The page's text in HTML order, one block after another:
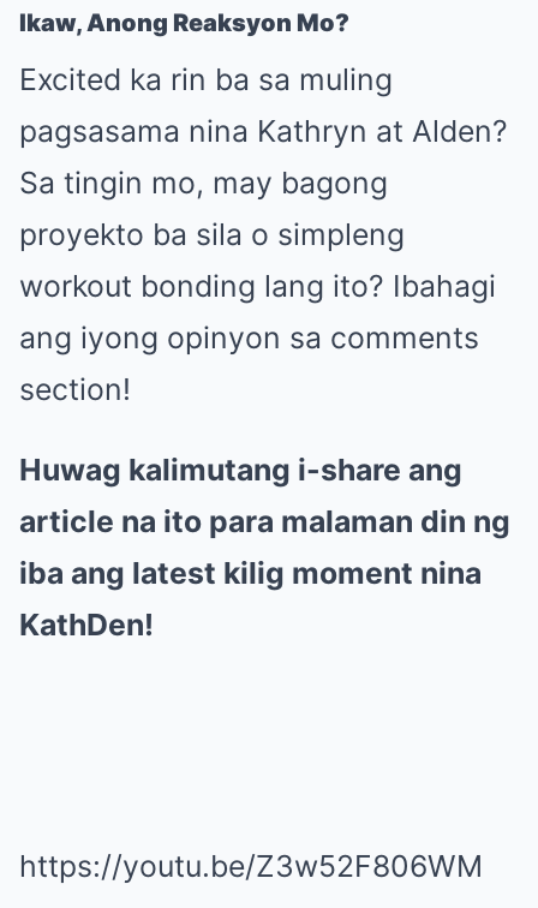
Ikaw, Anong Reaksyon Mo?
Excited ka rin ba sa muling
pagsasama nina Kathryn at Alden?
Sa tingin mo, may bagong
proyekto ba sila o simpleng
workout bonding lang ito? Ibahagi
ang iyong opinyon sa comments
section!
Huwag kalimutang i-share ang
article na ito para malaman din ng
iba ang latest kilig moment nina
KathDen!
https://youtu.be/Z3w52F806WM